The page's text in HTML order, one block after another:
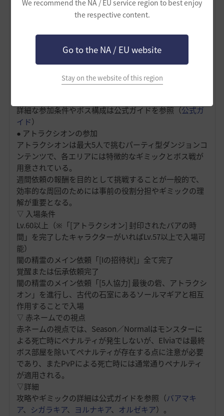
We recommend the NA / EU service region to best enjoy
the respective content.
Go to the NA / EU website
Stay on the website of this region
アイテムと交換可能。
参加には、[カラスの巣] 推薦クエストの完了が前提条件
赤ネームの視点では、不滅の奈落のモンスターによる死
亡にはデスペナルティが無く、安全に挑戦できる点が魅
各都市にいる状態でメニューから直接移動できるため、
詳細な参加条件やボス構成は公式ガイドを参照（公式ガ
イド）
● アトラクシオンの参加
アトラクシオンは最大5人で挑むパーティ型ダンジョンコ
ンテンツで、各エリアには特徴的なギミックとボス戦が
用意されている。
週間依頼の報酬を目的として挑戦することが一般的で、
効率的な周回のためには事前の役割分担やギミックの理
解が重要となる。
▽ 入場条件
Lv.60以上（※「[アトラクシオン] 封印されたバアの時
間」を完了したキャラクターがいればLv.57以上で入場可
能）
闇の精霊のメイン依頼「[Iの招待状]」全て完了
覚醒または伝承依頼完了
闇の精霊のメイン依頼「[5人協力] 最後の砦、アトラクシ
オン」を進行し、古代の石室にあるソールマギアと相互
作用することで入場
▽ 赤ネームでの視点
赤ネームの視点では、Season／Normalはモンスターに
よる死亡時にペナルティが発生しないが、Elviaでは最終
ボス部屋を除いてペナルティが存在する点に注意が必要
であり、またPvPによる死亡時には通常通りペナルティ
が適用される。
▽詳細
攻略やギミックの詳細は公式ガイドを参照（バアマキ
ア、 シガラキア、 ヨルナキア、 オルゼキア）。